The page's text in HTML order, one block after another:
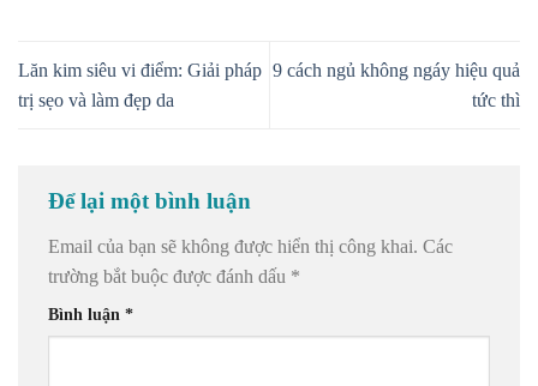
Lăn kim siêu vi điểm: Giải pháp
trị sẹo và làm đẹp da
9 cách ngủ không ngáy hiệu quả
tức thì
Để lại một bình luận
Email của bạn sẽ không được hiển thị công khai. Các
trường bắt buộc được đánh dấu *
Bình luận *